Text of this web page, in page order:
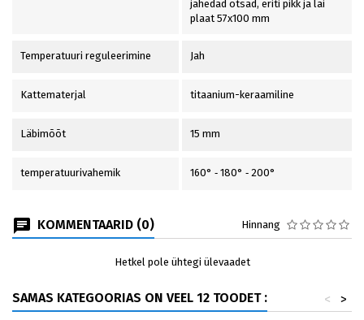
jahedad otsad, eriti pikk ja lai
plaat 57x100 mm
Temperatuuri reguleerimine Jah
Kattematerjal titaanium-keraamiline
Läbimõõt 15 mm
temperatuurivahemik 160° ‐ 180° ‐ 200°
KOMMENTAARID (0) Hinnang
Hetkel pole ühtegi ülevaadet
SAMAS KATEGOORIAS ON VEEL 12 TOODET : >
<